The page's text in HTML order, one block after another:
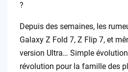
?
Depuis des semaines, les
Galaxy Z Fold 7, Z Flip 7, et
version Ultra… Simple
révolution pour la famille des